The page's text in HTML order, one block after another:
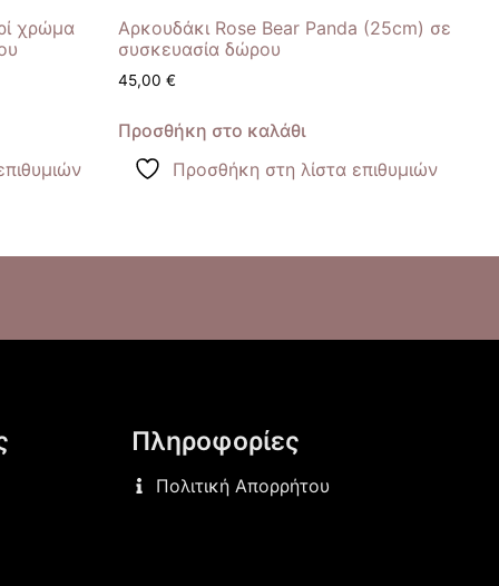
χρώμα
Αρκουδάκι Rose Bear Panda (25cm) σε
συσκευασία δώρου
45,00 €
Προσθήκη στο καλάθι
Προσθήκη στη λίστα επιθυμιών
Πληροφορίες
Πολιτική Απορρήτου